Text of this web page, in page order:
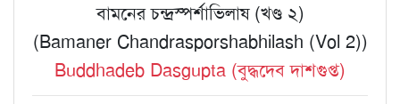
বামনের চন্দ্রস্পর্শাভিলাষ (খণ্ড ২)
(Bamaner Chandrasporshabhilash (Vol 2))
Buddhadeb Dasgupta (বুদ্ধদেব দাশগুপ্ত)